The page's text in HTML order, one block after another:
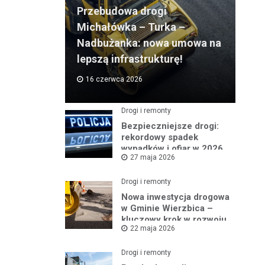
Przebudowa drogi
Michałówka – Turka –
Nadbużanka: nowa umowa na
lepszą infrastrukturę!
16 czerwca 2026
Drogi i remonty
Bezpieczniejsze drogi:
rekordowy spadek
wypadków i ofiar w 2026
roku27 maja 2026
Drogi i remonty
Nowa inwestycja drogowa
w Gminie Wierzbica –
kluczowy krok w rozwoju
regionu
22 maja 2026
Drogi i remonty